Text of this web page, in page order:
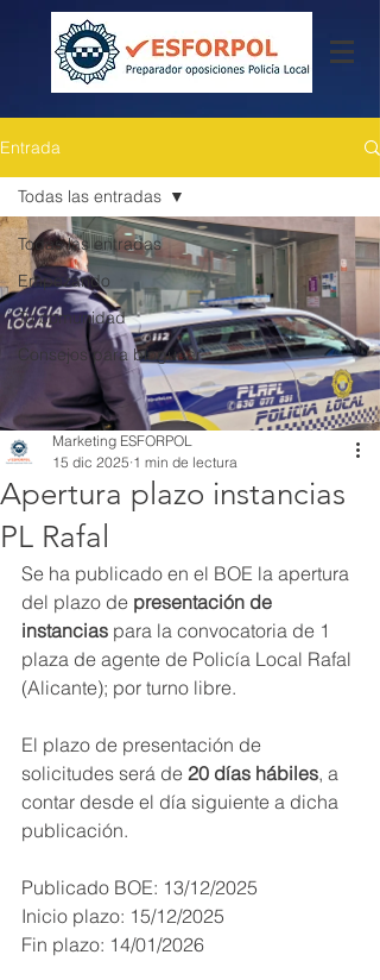
Entrada
Todas las entradas
Empezando
Tu comunidad
Consejos para bloguear
Todas las entradas
Apertura plazo instancias
PL Rafal
Marketing ESFORPOL
15 dic 2025 1 min de lectura
Se ha publicado en el BOE la apertura
del plazo de presentación de
instancias para la convocatoria de 1
plaza de agente de Policía Local Rafal
(Alicante); por turno libre.
El plazo de presentación de
solicitudes será de 20 días hábiles, a
contar desde el día siguiente a dicha
publicación.
Publicado BOE: 13/12/2025
Inicio plazo: 15/12/2025
Fin plazo: 14/01/2026